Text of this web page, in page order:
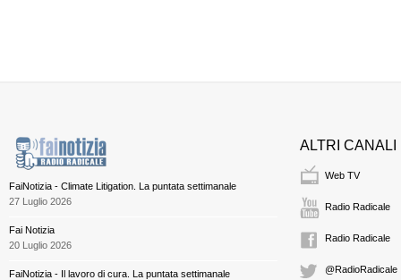
FaiNotizia - Climate Litigation. La puntata settimanale
27 Luglio 2026
Fai Notizia
20 Luglio 2026
FaiNotizia - Il lavoro di cura. La puntata settimanale
ALTRI CANALI
Web TV
Radio Radicale
Radio Radicale
@RadioRadicale